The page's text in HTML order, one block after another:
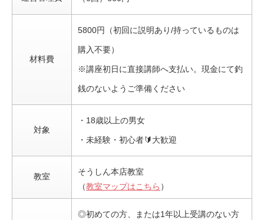
材料費
5800円（初回に説明あり/持っているものは
購入不要）
※講座初日に直接講師へ支払い。現金にて釣
銭のないようご準備ください
対象
・18歳以上の男女
・未経験・初心者🔰大歓迎
教室
そうしん本店教室
（教室マップはこちら ）
◎初めての方、または1年以上受講のない方